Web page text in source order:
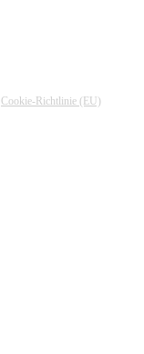
Cookie-Richtlinie (EU)